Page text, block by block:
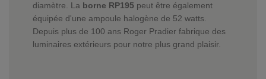
diamètre. La borne RP195 peut être également
équipée d'une ampoule halogène de 52 watts.
Depuis plus de 100 ans Roger Pradier fabrique des
luminaires extérieurs pour notre plus grand plaisir.